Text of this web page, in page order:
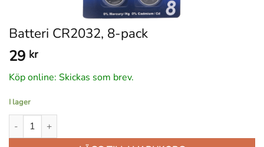
Batteri CR2032, 8-pack
29 kr
Köp online: Skickas som brev.
I lager
Batteri CR2032, 8-pack mängd